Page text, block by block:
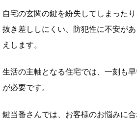
自宅の玄関の鍵を紛失してしまった
抜き差ししにくい、防犯性に不安が
えします。
生活の主軸となる住宅では、一刻も
が必要です。
鍵当番さんでは、お客様のお悩みに